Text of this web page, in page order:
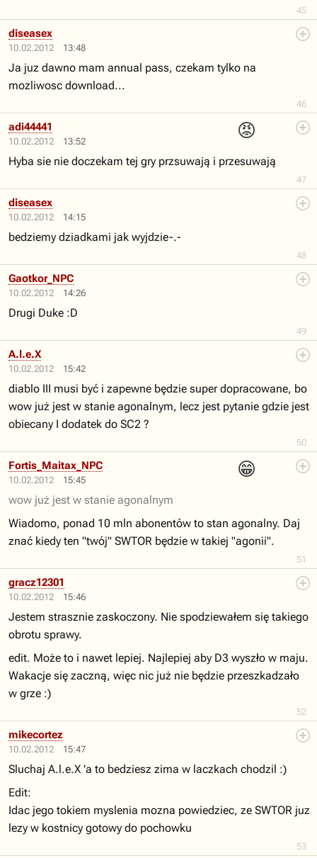
45
10.02.2012 13:48
46
diseasex
Ja juz dawno mam annual pass, czekam tylko na
mozliwosc download...
10.02.2012 13:52
😡
47
adi44441
Hyba sie nie doczekam tej gry przsuwają i przesuwają
10.02.2012 14:15
48
diseasex
bedziemy dziadkami jak wyjdzie-.-
10.02.2012 14:26
49
Gaotkor_NPC
Drugi Duke :D
10.02.2012 15:42
50
A.l.e.X
diablo III musi być i zapewne będzie super dopracowane, bo
wow już jest w stanie agonalnym, lecz jest pytanie gdzie jest
obiecany I dodatek do SC2 ?
10.02.2012 15:45
😁
51
Fortis_Maitax_NPC
wow już jest w stanie agonalnym
Wiadomo, ponad 10 mln abonentów to stan agonalny. Daj
znać kiedy ten "twój" SWTOR będzie w takiej "agonii".
10.02.2012 15:46
52
gracz12301
Jestem strasznie zaskoczony. Nie spodziewałem się takiego
obrotu sprawy.
edit. Może to i nawet lepiej. Najlepiej aby D3 wyszło w maju.
Wakacje się zaczną, więc nic już nie będzie przeszkadzało
w grze :)
10.02.2012 15:47
53
mikecortez
Sluchaj A.l.e.X 'a to bedziesz zima w laczkach chodzil :)
Edit:
Idac jego tokiem myslenia mozna powiedziec, ze SWTOR juz
lezy w kostnicy gotowy do pochowku